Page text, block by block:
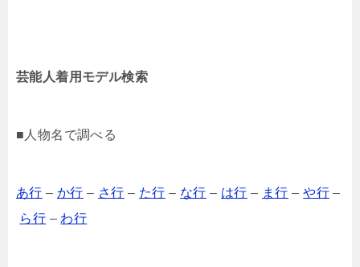
芸能人着用モデル検索
■人物名で調べる
あ行 –か行 – さ行 – た行 – な行 – は行 – ま行 –や行–
ら行 – わ行